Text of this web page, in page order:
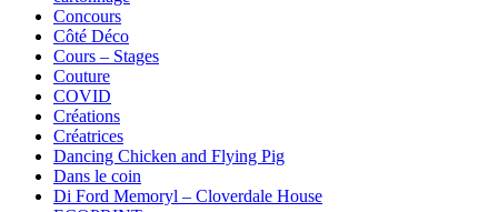
Concours
Côté Déco
Cours – Stages
Couture
COVID
Créations
Créatrices
Dancing Chicken and Flying Pig
Dans le coin
Di Ford Memoryl – Cloverdale House